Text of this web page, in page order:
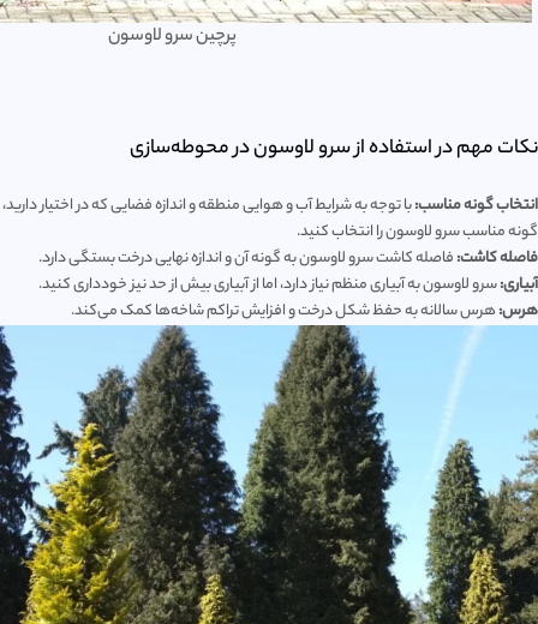
پرچین سرو لاوسون
نکات مهم در استفاده از سرو لاوسون در محوطه‌سازی
انتخاب گونه مناسب:با توجه به شرایط آب و هوایی منطقه و اندازه فضایی که در اختیار دارید،
گونه مناسب سرو لاوسون را انتخاب کنید.
فاصله کاشت:فاصله کاشت سرو لاوسون به گونه آن و اندازه نهایی درخت بستگی دارد.
آبیاری:سرو لاوسون به آبیاری منظم نیاز دارد، اما از آبیاری بیش از حد نیز خودداری کنید.
هرس:هرس سالانه به حفظ شکل درخت و افزایش تراکم شاخه‌ها کمک می‌کند.